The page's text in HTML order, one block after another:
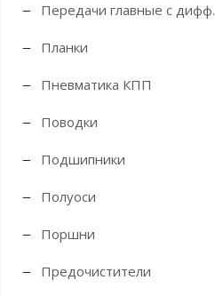
Передачи главные с дифф.
Планки
Пневматика КПП
Поводки
Подшипники
Полуоси
Поршни
Предочистители